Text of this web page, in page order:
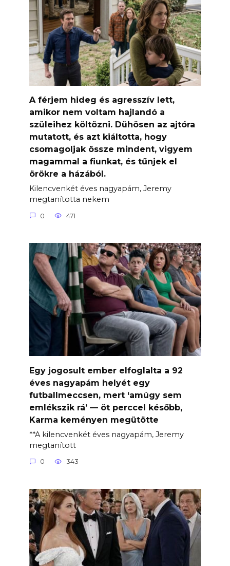
A férjem hideg és agresszív lett,
amikor nem voltam hajlandó a
szüleihez költözni. Dühösen az ajtóra
mutatott, és azt kiáltotta, hogy
csomagoljak össze mindent, vigyem
magammal a fiunkat, és tűnjek el
örökre a házából.
Kilencvenkét éves nagyapám, Jeremy
megtanította nekem
0 471
Egy jogosult ember elfoglalta a 92
éves nagyapám helyét egy
futballmeccsen, mert ‘amúgy sem
emlékszik rá’ — öt perccel később,
Karma keményen megütötte
**A kilencvenkét éves nagyapám, Jeremy
megtanított
0 343